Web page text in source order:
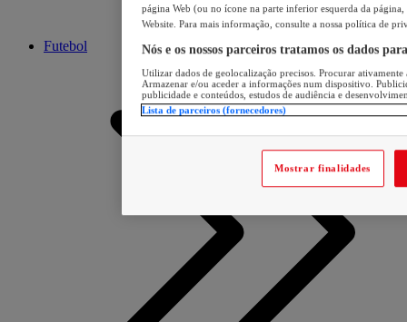
Futebol
página Web (ou no ícone na parte inferior esquerda da página,
Website. Para mais informação, consulte a nossa política de
Nós e os nossos parceiros tratamos os dados
Utilizar dados de geolocalização precisos. Procurar
Armazenar e/ou aceder a informações num dispositivo.
publicidade e conteúdos, estudos de audiência e
Lista de parceiros (fornecedores)
Mostrar finalidades